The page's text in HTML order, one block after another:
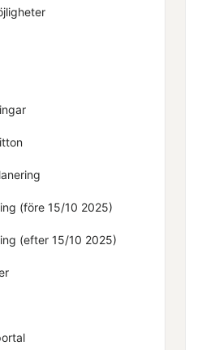
(före 15/10 2025)
(efter 15/10 2025)